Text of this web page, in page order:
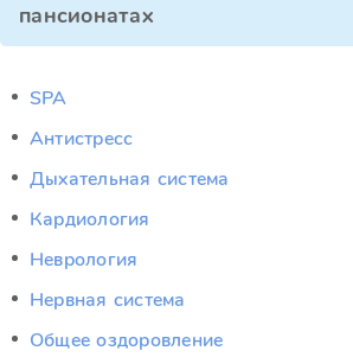
пансионатах
SPA
Антистресс
Дыхательная система
Кардиология
Неврология
Нервная система
Общее оздоровление